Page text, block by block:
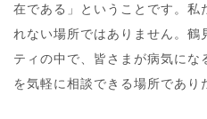
在である」ということです。私
れない場所ではありません。鶴
ティの中で、皆さまが病気にな
を気軽に相談できる場所であり